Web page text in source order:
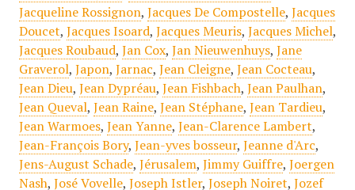
Jacqueline Rossignon, Jacques De Compostelle, Jacques
Doucet, Jacques Isoard, Jacques Meuris, Jacques Michel,
Jacques Roubaud, Jan Cox, Jan Nieuwenhuys, Jane
Graverol, Japon, Jarnac, Jean Cleigne, Jean Cocteau,
Jean Dieu, Jean Dypréau, Jean Fishbach, Jean Paulhan,
Jean Queval, Jean Raine, Jean Stéphane, Jean Tardieu,
Jean Warmoes, Jean Yanne, Jean-Clarence Lambert,
Jean-François Bory, Jean-yves bosseur, Jeanne d'Arc,
Jens-August Schade, Jérusalem, Jimmy Guiffre, Joergen
Nash, José Vovelle, Joseph Istler, Joseph Noiret, Jozef